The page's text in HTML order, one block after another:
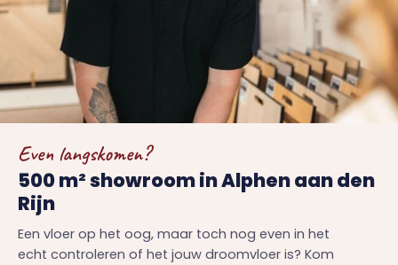
Even langskomen?
500 m² showroom in Alphen aan den
Rijn
Een vloer op het oog, maar toch nog even in het
echt controleren of het jouw droomvloer is? Kom